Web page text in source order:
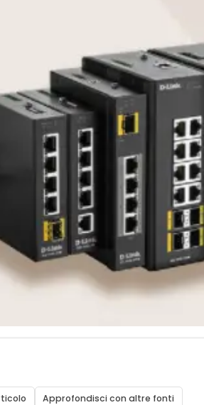
Approfondisci con altre fonti